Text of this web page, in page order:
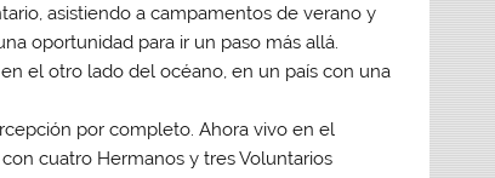
asistiendo a campamentos de verano y
oportunidad para ir un paso más allá.
el otro lado del océano, en un país con una
por completo. Ahora vivo en el
cuatro Hermanos y tres Voluntarios